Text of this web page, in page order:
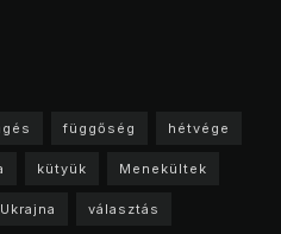
függőség hétvége
kütyük Menekültek
Ukrajna választás